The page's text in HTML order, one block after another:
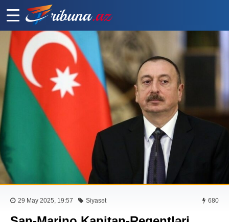
29 May 2025, 19:57 Siyasət 680